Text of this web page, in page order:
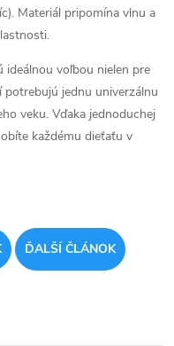
Materiál pripomína vlnu a
ideálnou voľbou nielen pre
potrebujú jednu univerzálnu
veku. Vďaka jednoduchej
každému dieťaťu v
ĎALŠÍ ČLÁNOK